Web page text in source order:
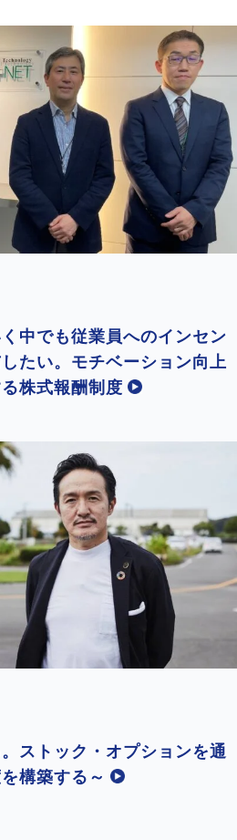
中でも従業員へのインセン
たい。モチベーション向上
株式報酬制度
ストック・オプションを通
構築する～